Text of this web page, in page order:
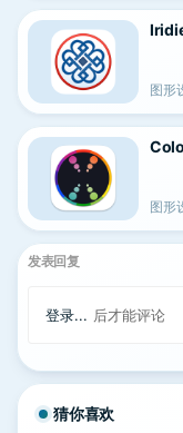
图形
图形
发表回复
登录... 后才能评论
猜你喜欢